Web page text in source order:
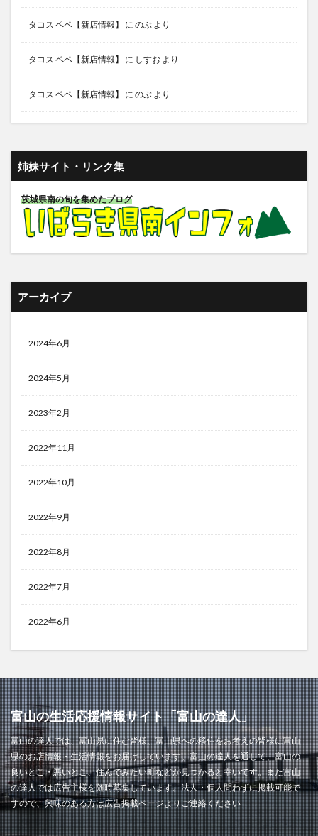
タコス ペペ【新店情報】 に のぶ より
タコス ペペ【新店情報】 に しすお より
タコス ペペ【新店情報】 に のぶ より
姉妹サイト・リンク集
茨城県南の旬を集めたブログ
アーカイブ
2024年6月
2024年5月
2023年2月
2022年11月
2022年10月
2022年9月
2022年8月
2022年7月
2022年6月
富山の生活応援情報サイト「富山の達人」
富山の達人では、富山県に住む皆様、富山県への移住をお考えの皆様に富山
県のお店情報・生活情報をお届けしています。富山の達人を通して、富山の
良いとこ・悪いとこ、住んでみたい町などが見つかると幸いです。また富山
の達人では広告主様を随時募集しています。法人・個人問わずに掲載可能で
すので、興味のある方は広告掲載ページよりご連絡ください